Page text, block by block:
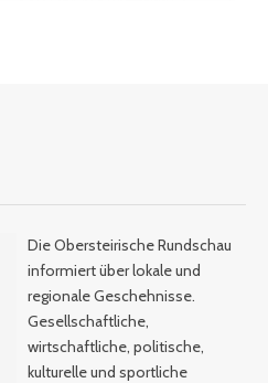
Die Obersteirische Rundschau
informiert über lokale und
regionale Geschehnisse.
Gesellschaftliche,
wirtschaftliche, politische,
kulturelle und sportliche